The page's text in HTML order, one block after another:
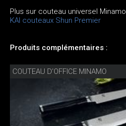
Plus sur couteau universel Minamo
KAI couteaux Shun Premier
Produits complémentaires :
COUTEAU D’OFFICE MINAMO